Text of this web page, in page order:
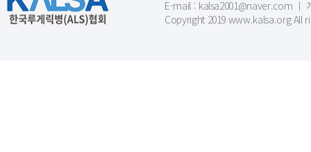
E-mail : kalsa2001@naver.com ㅣ
Copyright 2019 www.kalsa.org All